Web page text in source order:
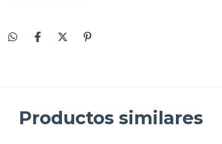
Productos similares